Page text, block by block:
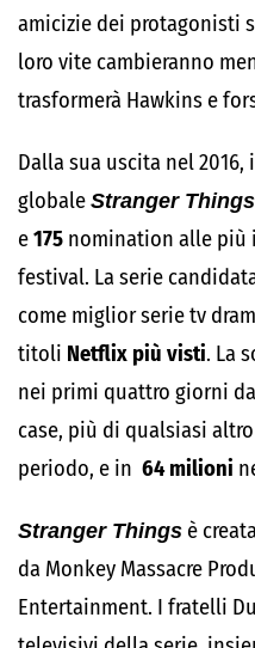
amicizie dei protagonisti
loro vite cambieranno
trasformerà Hawkins e
Dalla sua uscita nel
globaleStranger Things
e175 nomination alle più
festival. La serie
come miglior serie tv
titoli Netflix più visti. La
nei primi quattro giorni
case, più di qualsiasi
periodo, e in 64 milioni
Stranger Things è
da Monkey Massacre
Entertainment. I fratelli